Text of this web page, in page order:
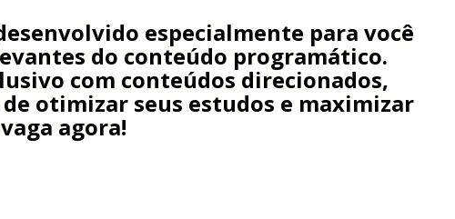
especialmente para você
do conteúdo programático.
com conteúdos direcionados,
otimizar seus estudos e maximizar
agora!